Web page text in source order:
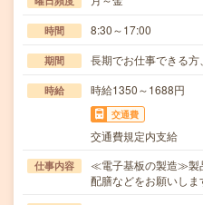
時間 8:30～17:00
期間 長期でお仕事できる方
時給 時給1350～1688円
交通費
交通費規定内支給
仕事内容
≪電子基板の製造≫製
配膳などをお願いし